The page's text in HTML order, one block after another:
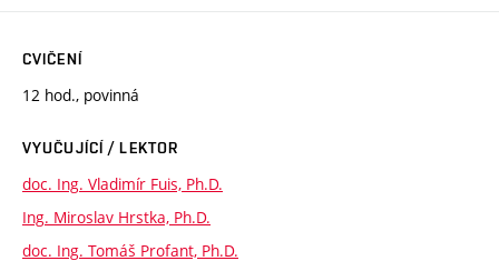
CVIČENÍ
12 hod., povinná
VYUČUJÍCÍ / LEKTOR
doc. Ing. Vladimír Fuis, Ph.D.
Ing. Miroslav Hrstka, Ph.D.
doc. Ing. Tomáš Profant, Ph.D.